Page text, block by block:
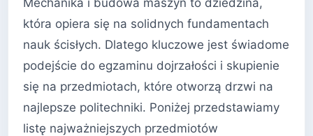
która opiera się na solidnych fundamentach
nauk ścisłych. Dlatego kluczowe jest świadome
podejście do egzaminu dojrzałości i skupienie
się na przedmiotach, które otworzą drzwi na
najlepsze politechniki. Poniżej przedstawiamy
listę najważniejszych przedmiotów